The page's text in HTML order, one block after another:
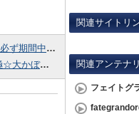
受け取ろう！
ヴァントもあり!!
関連サイトリ
関連アンテナ
フェイトグ